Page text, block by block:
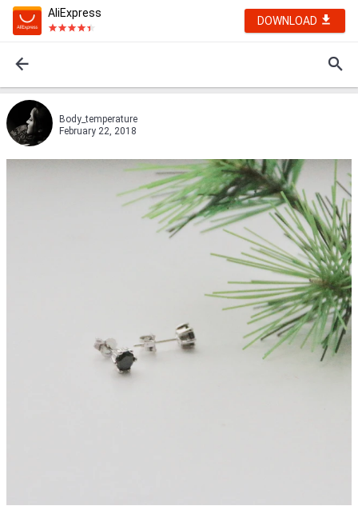
AliExpress
DOWNLOAD
Body_temperature
February 22, 2018